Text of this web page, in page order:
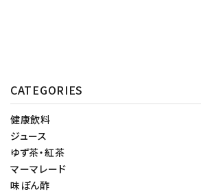
CATEGORIES
健康飲料
ジュース
ゆず茶・紅茶
マーマレード
味ぽん酢